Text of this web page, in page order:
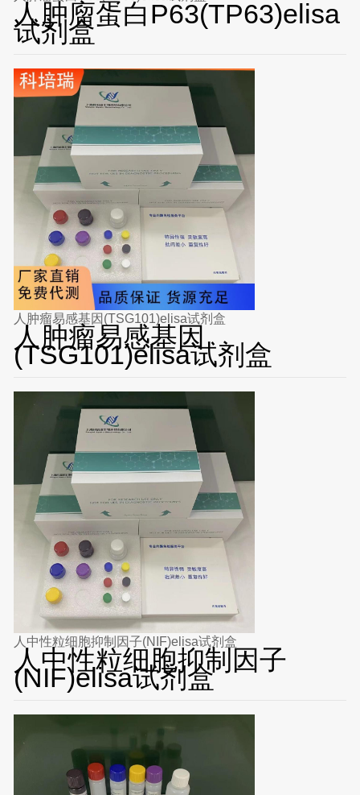
人肿廇蛋白P63(TP63)elisa
试剂盒
人肿瘤易感基因(TSG101)elisa试剂盒
人肿瘤易感基因
(TSG101)elisa试剂盒
人中性粒细胞抑制因子(NIF)elisa试剂盒
人中性粒细胞抑制因子
(NIF)elisa试剂盒